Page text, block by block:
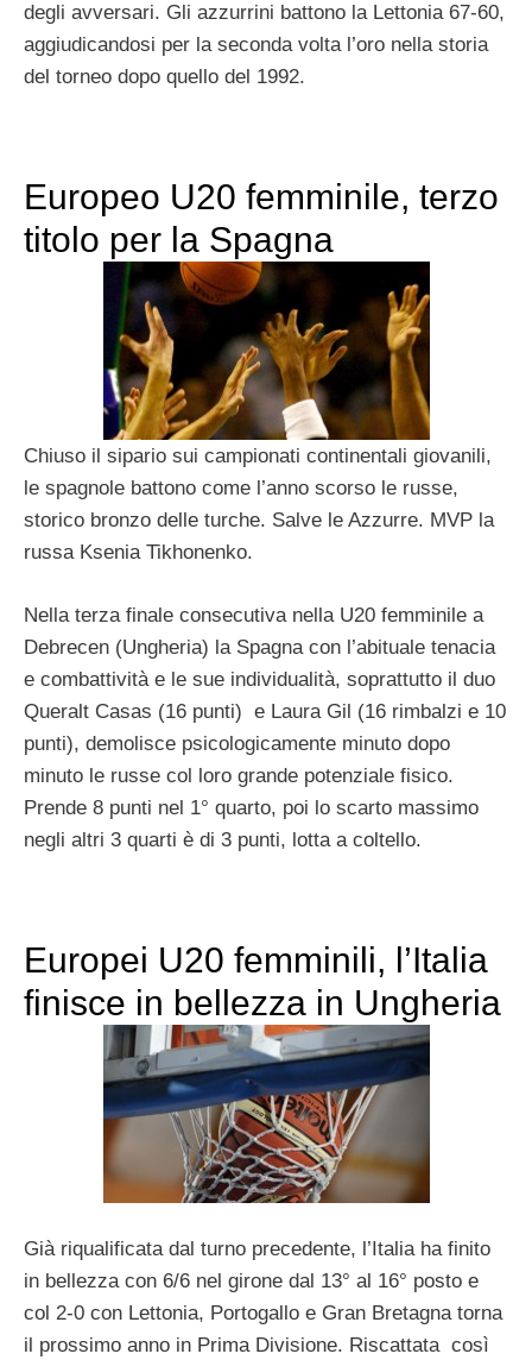
degli avversari. Gli azzurrini battono la Lettonia 67-60,
aggiudicandosi per la seconda volta l’oro nella storia
del torneo dopo quello del 1992.
Europeo U20 femminile, terzo
titolo per la Spagna
Chiuso il sipario sui campionati continentali giovanili,
le spagnole battono come l’anno scorso le russe,
storico bronzo delle turche. Salve le Azzurre. MVP la
russa Ksenia Tikhonenko.
Nella terza finale consecutiva nella U20 femminile a
Debrecen (Ungheria) la Spagna con l’abituale tenacia
e combattività e le sue individualità, soprattutto il duo
Queralt Casas (16 punti) e Laura Gil (16 rimbalzi e 10
punti), demolisce psicologicamente minuto dopo
minuto le russe col loro grande potenziale fisico.
Prende 8 punti nel 1° quarto, poi lo scarto massimo
negli altri 3 quarti è di 3 punti, lotta a coltello.
Europei U20 femminili, l’Italia
finisce in bellezza in Ungheria
Già riqualificata dal turno precedente, l’Italia ha finito
in bellezza con 6/6 nel girone dal 13° al 16° posto e
col 2-0 con Lettonia, Portogallo e Gran Bretagna torna
il prossimo anno in Prima Divisione. Riscattata così